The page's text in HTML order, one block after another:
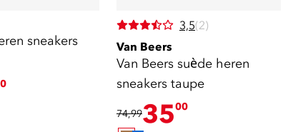
sneakers
3,5(2)
Van Beers
Van Beers suède heren
sneakers taupe
74,993500